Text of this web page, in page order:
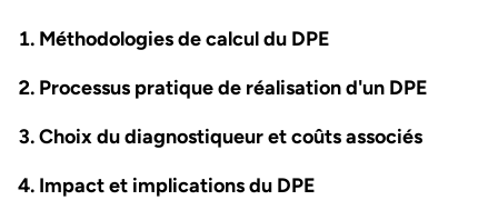
Méthodologies de calcul du DPE
Processus pratique de réalisation d'un DPE
Choix du diagnostiqueur et coûts associés
Impact et implications du DPE